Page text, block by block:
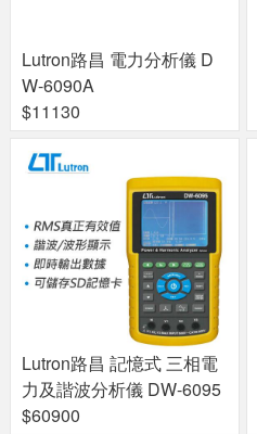
Lutron路昌 電力分析儀 D
W-6090A
$11130
Lutron路昌 記憶式 三相電
力及諧波分析儀 DW-6095
$60900